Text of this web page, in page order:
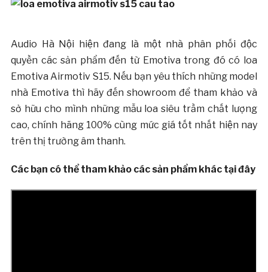
Audio Hà Nội hiện đang là một nhà phân phối độc
quyền các sản phẩm đến từ Emotiva trong đó có loa
Emotiva Airmotiv S15. Nếu bạn yêu thích những model
nhà Emotiva thì hãy đến showroom để tham khảo và
sở hữu cho mình những mẫu loa siêu trầm chất lượng
cao, chính hãng 100% cùng mức giá tốt nhất hiện nay
trên thị trường âm thanh.
Các bạn có thể tham khảo các sản phẩm khác tại đây